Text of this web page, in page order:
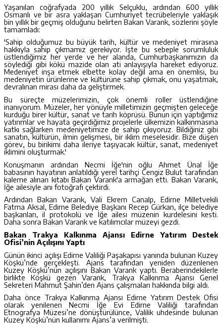
Yaşanılan coğrafyada 200 yıllık Selçuklu, ardından 600 yıllık
Osmanlı ve bir asra yaklaşan Cumhuriyet tecrübeleriyle yaklaşık
bin yıllık bir geçmiş olduğunu belirten Bakan Varank, sözlerini şöyle
tamamladı:
'Sahip olduğumuz bu büyük tarih, kültür ve medeniyet mirasına
hakkıyla sahip çıkmamız gerekiyor. İşte bu sebeple sorumluluk
üstlendiğimiz her yerde ve her alanda, Cumhurbaşkanımızın da
söylediği gibi kökü mazide olan ati anlayışıyla hareket ediyoruz.
Medeniyet inşa etmek elbette kolay değil ama en önemlisi, bu
medeniyetin ürünlerine ve kültürüne sahip çıkmak, onu yaşatmak,
devralınan mirası daha da geliştirmek.
Bu süreçte müzelerimizin, çok önemli roller üstlendiğine
inanıyorum. Müzeler, her yönüyle milletimizin geçmişten geleceğe
kurduğu birer kültür, sanat ve tarih köprüsü. Bunun için yaptığımız
yatırımlar ve hayata geçirdiğimiz projelerle ülkemizin kalkınmasına
katkı sağlarken medeniyetimize de sahip çıkıyoruz. Bildiğiniz gibi
sanatın, kültürün, ilmin gelişmesi, bir iklim meselesidir. Bize düşen
görev, bu birikimi daha ileriye taşıyacak kültür, sanat, medeniyet
iklimini oluşturmak.'
Konuşmanın ardından Necmi İğe'nin oğlu Ahmet Ünal İğe
babasının hayatının anlatıldığı yerel tarihçi Cengiz Bulut tarafından
kaleme alınan kitabı Bakan Varank'a armağan etti. Bakan Varank,
İğe ailesiyle anı fotoğrafı çektirdi.
Ardından Bakan Varank, Vali Ekrem Canalp, Edirne Milletvekili
Fatma Aksal, Edirne Belediye Başkanı Recep Gürkan, ilçe belediye
başkanları, il protokolü ve İğe ailesi müzenin kurdelesini kesti.
Daha sonra Bakan Varank ve katılımcılar müzeyi gezdi.
Bakan Trakya Kalkınma Ajansı Edirne Yatırım Destek
Ofisi’nin Açılışını Yaptı
Günün ikinci açılışı Edirne Valiliği Paşakapısı yanında bulunan Kuzey
Köşkü’nde gerçekleşti. Ajans tarafından yeniden düzenlenen
Kuzey Köşkü’nün açılışını Bakan Varank yaptı. Beraberindekilerle
birlikte Köşkü gezen Varank, Trakya Kalkınma Ajansı Genel
Sekreteri Mahmut Şahin’den Ajans çalışmaları hakkında bilgi aldı.
Daha önce Trakya Kalkınma Ajansı Edirne Yatırım Destek Ofisi
olarak yenilenen Necmi İğe Evi Edirne Valiliği tarafından
Etnografya Müzesi’ne dönüştürülünce, Valilik uhdesinde bulunan
Kuzey Köşkü’nün kullanımı Ajans’a verilmişti.